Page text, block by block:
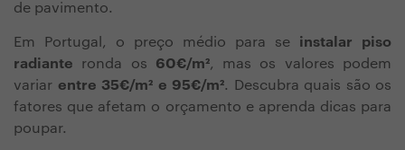
de pavimento.
Em Portugal, o preço médio para se instalar piso
radiante ronda os 60€/m², mas os valores podem
variar entre 35€/m² e 95€/m². Descubra quais são os
fatores que afetam o orçamento e aprenda dicas para
poupar.